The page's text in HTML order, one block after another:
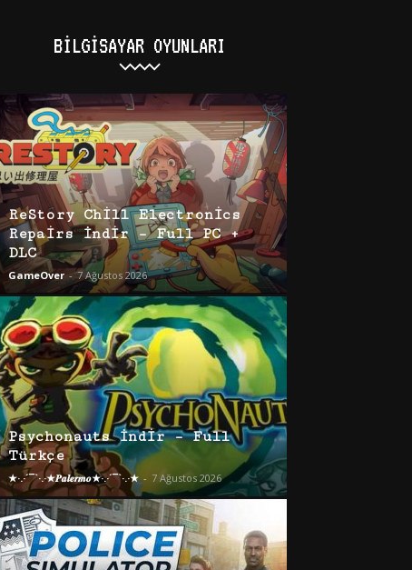
BILGISAYAR OYUNLARI
ReStory Chill Electronics
Repairs İndir – Full PC +
DLC
GameOver - 7 Ağustos 2026
Psychonauts İndir – Full
Türkçe
★·.·´¯`·.·★𝑷𝒂𝒍𝒆𝒓𝒎𝒐★·.·´¯`·.·★ - 7 Ağustos 2026